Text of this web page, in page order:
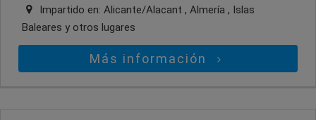
Impartido en: Alicante/Alacant , Almería , Islas
Baleares y otros lugares
Más información